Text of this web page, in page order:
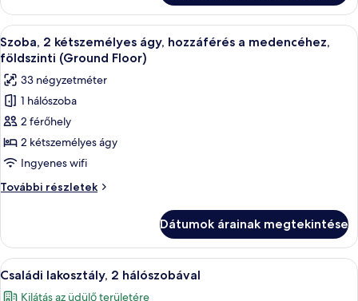
erkély
méretű)
franciaágy,
erkély
további
A
következő
szoba
összes
képének
megtekintése:
Szoba,
2
kétszemélyes
ágy,
a
medencéhez,
földszinti
(Ground
Egy szállodai szoba két ággyal,
8
Szoba, 2 kétszemélyes ágy, hozzáférés a medencéhez,
földszinti (Ground Floor)
33 négyzetméter
1 hálószoba
2 férőhely
2 kétszemélyes ágy
Ingyenes wifi
További részletek
Szoba,
hozzáférés
medencéhez,
Dátumok árainak megtekintése
A
következő
Egy modern szállodaszoba,
13
Családi lakosztály, 2 hálószobával
Kilátás az üdülő területére